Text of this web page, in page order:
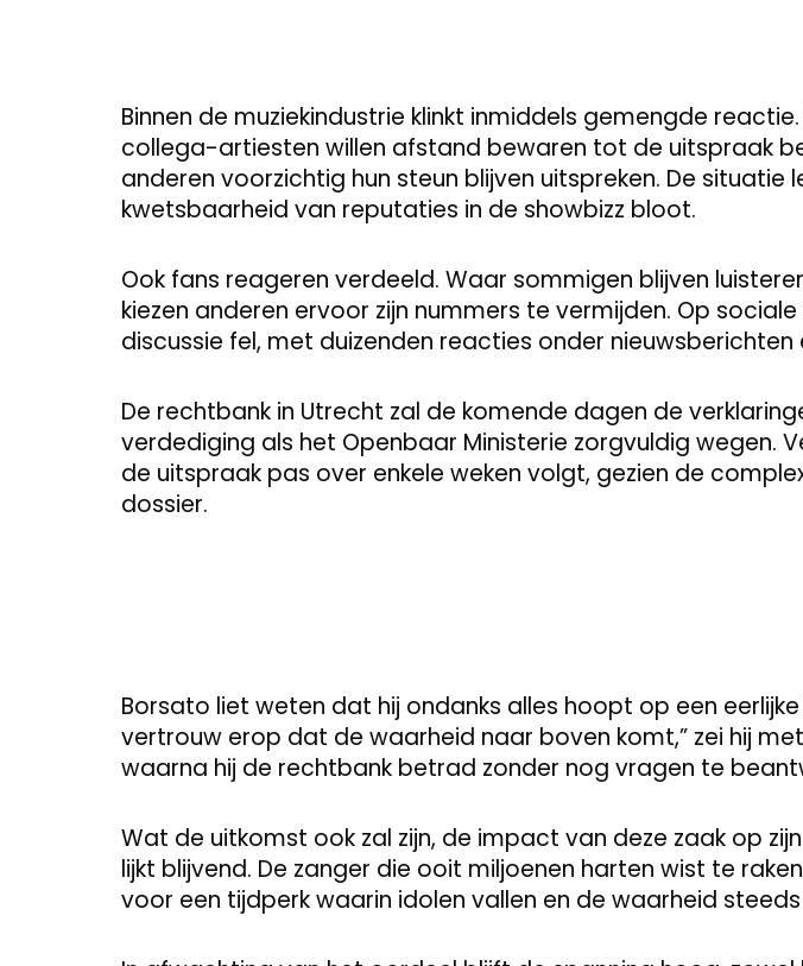
Binnen de muziekindustrie klinkt inmiddels gemengde
collega-artiesten willen afstand bewaren tot de uitspraak
anderen voorzichtig hun steun blijven uitspreken. De situatie
kwetsbaarheid van reputaties in de showbizz bloot.
Ook fans reageren verdeeld. Waar sommigen blijven
kiezen anderen ervoor zijn nummers te vermijden. Op
discussie fel, met duizenden reacties onder nieuwsberichten
De rechtbank in Utrecht zal de komende dagen de
verdediging als het Openbaar Ministerie zorgvuldig wegen.
de uitspraak pas over enkele weken volgt, gezien de
dossier.
Borsato liet weten dat hij ondanks alles hoopt op een eerlijke
vertrouw erop dat de waarheid naar boven komt,” zei hij
waarna hij de rechtbank betrad zonder nog vragen te
Wat de uitkomst ook zal zijn, de impact van deze zaak op
lijkt blijvend. De zanger die ooit miljoenen harten wist te
voor een tijdperk waarin idolen vallen en de waarheid